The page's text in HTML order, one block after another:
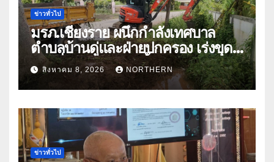
ข่าวทั่วไป
มรภ.เชียงราย ผนึกกำลังเทศบาล
ตำบลบ้านดู่และฝ่ายปกครอง เร่งขุด
ลอกสิ่งกีดขวางทางน้ำ ป้องกันและลด
ปัญหาน้ำท่วม
สิงหาคม 8, 2026 NORTHERN
ข่าวทั่วไป